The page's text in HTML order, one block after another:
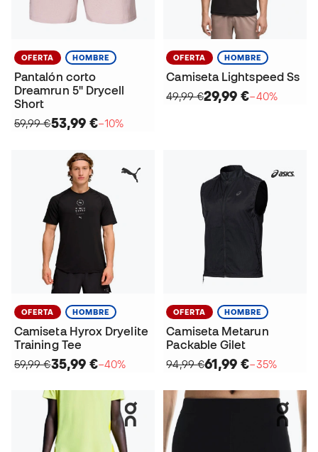
OFERTA HOMBRE
Pantalón corto
Dreamrun 5" Drycell
Short
59,99 €53,99 €−10%
OFERTA HOMBRE
Camiseta Lightspeed Ss
49,99 €29,99 €−40%
OFERTA HOMBRE
Camiseta Hyrox Dryelite
Training Tee
59,99 €35,99 €−40%
OFERTA HOMBRE
Camiseta Metarun
Packable Gilet
94,99 €61,99 €−35%